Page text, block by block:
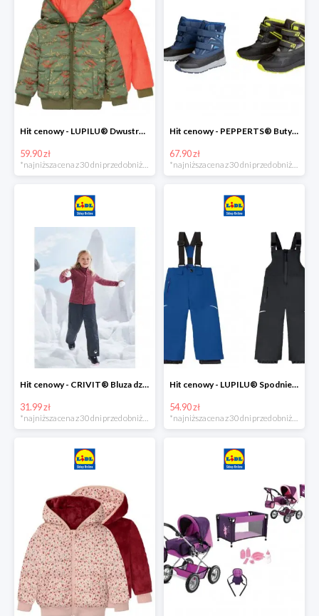
Hit cenowy - LUPILU® Dwustronna kurtka dziecięca z polarem
59.90 zł
*najniższa cena z 30 dni przed obniżką
Hit cenowy - PEPPERTS® Buty zimowe chłopięce
67.90 zł
*najniższa cena z 30 dni przed obniżką
Hit cenowy - CRIVIT® Bluza dziewczęca z polaru
31.99 zł
Hit cenowy - LUPILU® Spodnie narciarskie chłopięce
54.90 zł